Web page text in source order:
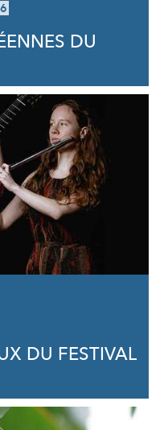
DU
DU FESTIVAL